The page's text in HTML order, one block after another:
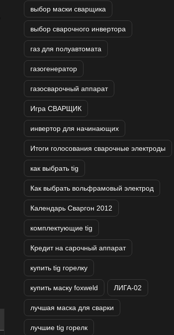
выбор маски сварщика
выбор сварочного инвертора
газ для полуавтомата
газогенератор
газосварочный аппарат
Игра СВАРЩИК
инвертор для начинающих
Итоги голосования сварочные электроды
как выбрать tig
Как выбрать вольфрамовый электрод
Календарь Сваргон 2012
комплектующие tig
Кредит на сарочный аппарат
купить tig горелку
купить маску foxweld ЛИГА-02
лучшая маска для сварки
лучшие tig горелк